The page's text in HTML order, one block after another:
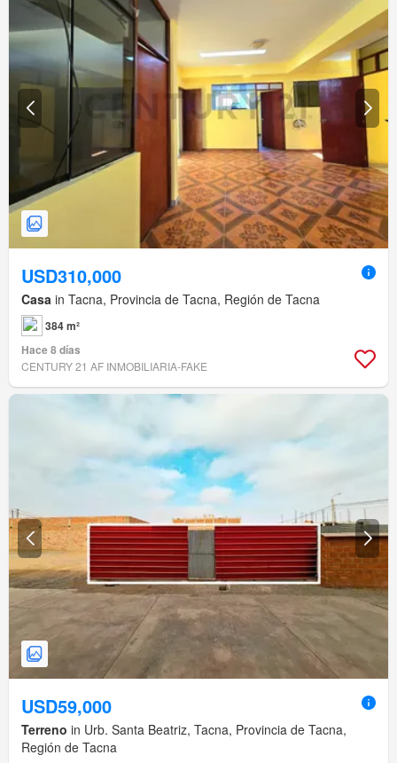
USD310,000
Casa in Tacna, Provincia de Tacna, Región de Tacna
384 m²
Hace 8 días
CENTURY 21 AF INMOBILIARIA-FAKE
USD59,000
Terreno in Urb. Santa Beatriz, Tacna, Provincia de Tacna,
Región de Tacna